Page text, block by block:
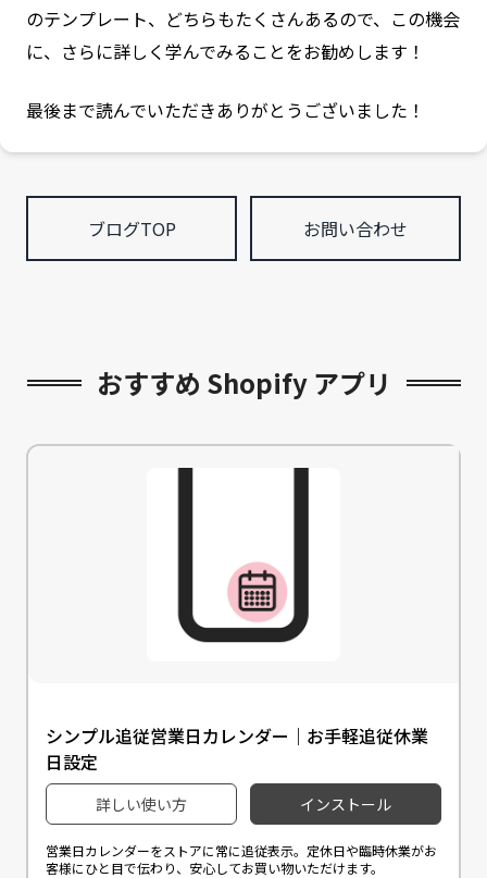
のテンプレート、どちらもたくさんあるので、この機会
に、さらに詳しく学んでみることをお勧めします！
最後まで読んでいただきありがとうございました！
ブログTOP お問い合わせ
おすすめ Shopify アプリ
シンプル追従営業日カレンダー｜お手軽追従休業
日設定
詳しい使い方 インストール
営業日カレンダーをストアに常に追従表示。定休日や臨時休業がお
客様にひと目で伝わり、安心してお買い物いただけます。